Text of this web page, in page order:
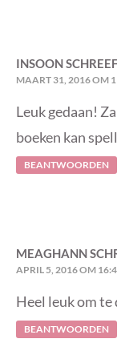
INSOON
MAART 31, 2016 OM
Leuk gedaan!
boeken kan
BEANTWOORDEN
MEAGHANN
APRIL 5, 2016 OM
Heel leuk om te
BEANTWOORDEN